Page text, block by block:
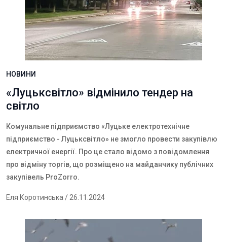
НОВИНИ
«Луцьксвітло» відмінило тендер на
світло
Комунальне підприємство «Луцьке електротехнічне
підприємство - Луцьксвітло» не змогло провести закупівлю
електричної енергії. Про це стало відомо з повідомлення
про відміну торгів, що розміщено на майданчику публічних
закупівель ProZorro.
Еля Коротинська / 26.11.2024